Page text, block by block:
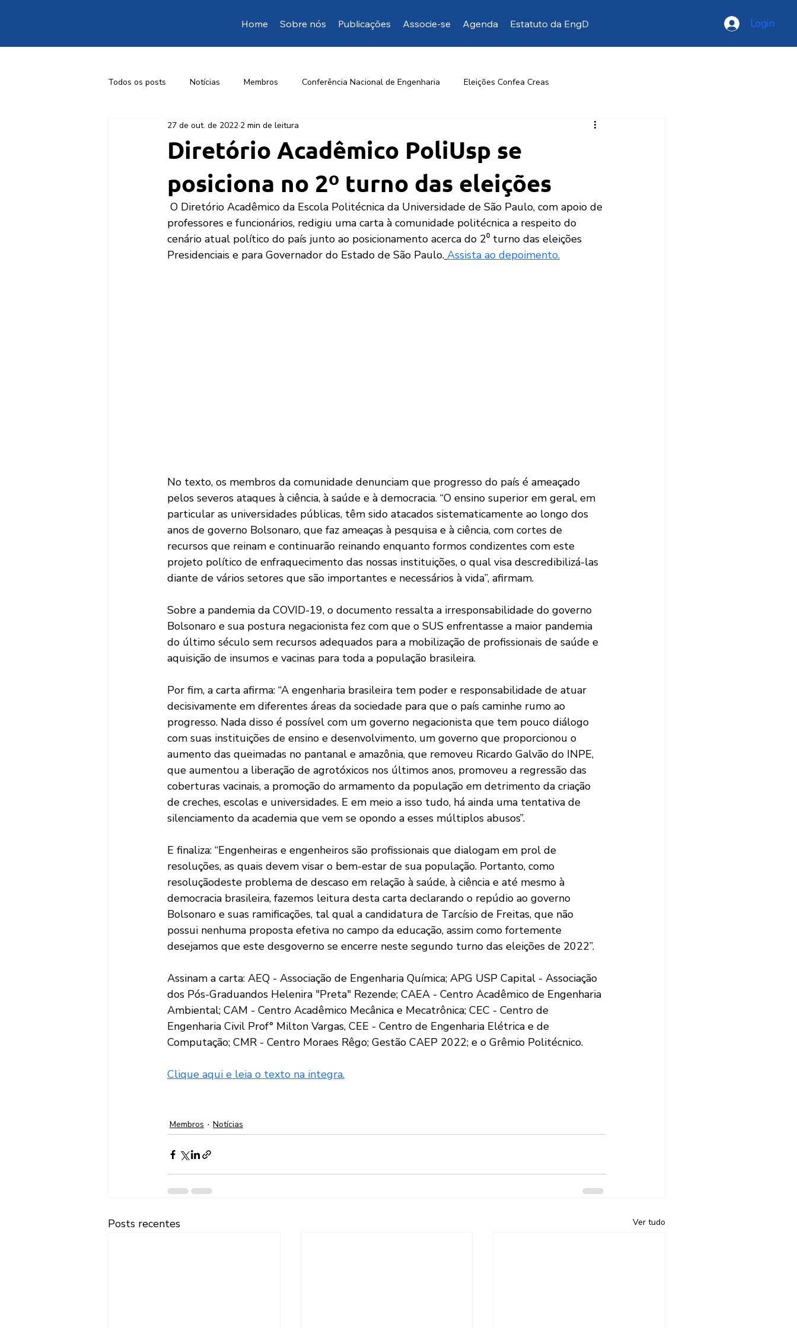
Home Sobre nós Publicações Associe-se Agenda Estatuto da EngD Login
Todos os posts Notícias Membros Conferência Nacional de Engenharia Eleições Confea Creas
1ª Conferência Livre de Engenharia Opinião da EngD Opinião
Diretório Acadêmico PoliUsp se
posiciona no 2º turno das eleições
27 de out. de 2022 2 min de leitura
professores e funcionários, redigiu uma carta à comunidade politécnica a respeito do
cenário atual político do país junto ao posicionamento acerca do 2⁰ turno das eleições
Presidenciais e para Governador do Estado de São Paulo. Assista ao depoimento.
No texto, os membros da comunidade denunciam que progresso do país é ameaçado
pelos severos ataques à ciência, à saúde e à democracia. “O ensino superior em geral, em
particular as universidades públicas, têm sido atacados sistematicamente ao longo dos
anos de governo Bolsonaro, que faz ameaças à pesquisa e à ciência, com cortes de
recursos que reinam e continuarão reinando enquanto formos condizentes com este
projeto político de enfraquecimento das nossas instituições, o qual visa descredibilizá-las
diante de vários setores que são importantes e necessários à vida”, afirmam.
Sobre a pandemia da COVID-19, o documento ressalta a irresponsabilidade do governo
Bolsonaro e sua postura negacionista fez com que o SUS enfrentasse a maior pandemia
do último século sem recursos adequados para a mobilização de profissionais de saúde e
aquisição de insumos e vacinas para toda a população brasileira.
Por fim, a carta afirma: “A engenharia brasileira tem poder e responsabilidade de atuar
decisivamente em diferentes áreas da sociedade para que o país caminhe rumo ao
progresso. Nada disso é possível com um governo negacionista que tem pouco diálogo
com suas instituições de ensino e desenvolvimento, um governo que proporcionou o
aumento das queimadas no pantanal e amazônia, que removeu Ricardo Galvão do INPE,
que aumentou a liberação de agrotóxicos nos últimos anos, promoveu a regressão das
coberturas vacinais, a promoção do armamento da população em detrimento da criação
de creches, escolas e universidades. E em meio a isso tudo, há ainda uma tentativa de
silenciamento da academia que vem se opondo a esses múltiplos abusos”.
E finaliza: “Engenheiras e engenheiros são profissionais que dialogam em prol de
resoluções, as quais devem visar o bem-estar de sua população. Portanto, como
resoluçãodeste problema de descaso em relação à saúde, à ciência e até mesmo à
democracia brasileira, fazemos leitura desta carta declarando o repúdio ao governo
Bolsonaro e suas ramificações, tal qual a candidatura de Tarcísio de Freitas, que não
possui nenhuma proposta efetiva no campo da educação, assim como fortemente
desejamos que este desgoverno se encerre neste segundo turno das eleições de 2022”.
Assinam a carta: AEQ - Associação de Engenharia Química; APG USP Capital - Associação
dos Pós-Graduandos Helenira "Preta" Rezende; CAEA - Centro Acadêmico de Engenharia
Ambiental; CAM - Centro Acadêmico Mecânica e Mecatrônica; CEC - Centro de
Engenharia Civil Prof° Milton Vargas, CEE - Centro de Engenharia Elétrica e de
Computação; CMR - Centro Moraes Rêgo; Gestão CAEP 2022; e o Grêmio Politécnico.
Clique aqui e leia o texto na integra.
Membros Notícias
Posts recentes Ver tudo